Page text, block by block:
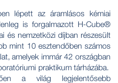
lépett az áramlásos kémiai
is forgalmazott H-Cube®
és nemzetközi díjban részesült
mint 10 esztendőben számos
amelyek immár 42 országban
praktikum tárházába.
a világ legjelentősebb